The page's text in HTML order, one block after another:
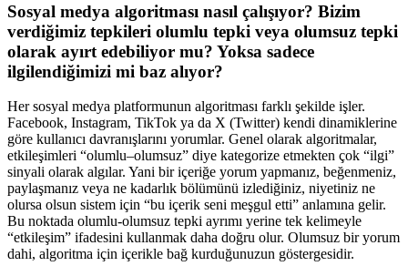
Sosyal medya algoritması nasıl çalışıyor? Bizim
verdiğimiz tepkileri olumlu tepki veya olumsuz tepki
olarak ayırt edebiliyor mu? Yoksa sadece
ilgilendiğimizi mi baz alıyor?
Her sosyal medya platformunun algoritması farklı şekilde işler.
Facebook, Instagram, TikTok ya da X (Twitter) kendi dinamiklerine
göre kullanıcı davranışlarını yorumlar. Genel olarak algoritmalar,
etkileşimleri “olumlu–olumsuz” diye kategorize etmekten çok “ilgi”
sinyali olarak algılar. Yani bir içeriğe yorum yapmanız, beğenmeniz,
paylaşmanız veya ne kadarlık bölümünü izlediğiniz, niyetiniz ne
olursa olsun sistem için “bu içerik seni meşgul etti” anlamına gelir.
Bu noktada olumlu-olumsuz tepki ayrımı yerine tek kelimeyle
“etkileşim” ifadesini kullanmak daha doğru olur. Olumsuz bir yorum
dahi, algoritma için içerikle bağ kurduğunuzun göstergesidir.